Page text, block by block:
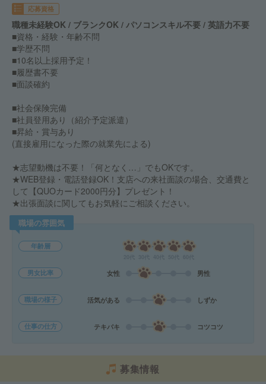
応募資格
職種未経験OK / ブランクOK / パソコンスキル不要 / 英語力不要
■資格・経験・年齢不問
■学歴不問
■10名以上採用予定！
■履歴書不要
■面談確約
■社会保険完備
■社員登用あり（紹介予定派遣）
■昇給・賞与あり
(直接雇用になった際の就業先による)
★志望動機は不要！「何となく…」でもOKです。
★WEB登録・電話登録OK！支店への来社面談の場合、交通費と
して【QUOカード2000円分】プレゼント！
★出張面談に関してもお気軽にご相談ください。
職場の雰囲気
年齢層
男女比率 女性 男性
職場の様子 活気がある しずか
仕事の仕方 テキパキ コツコツ
募集情報